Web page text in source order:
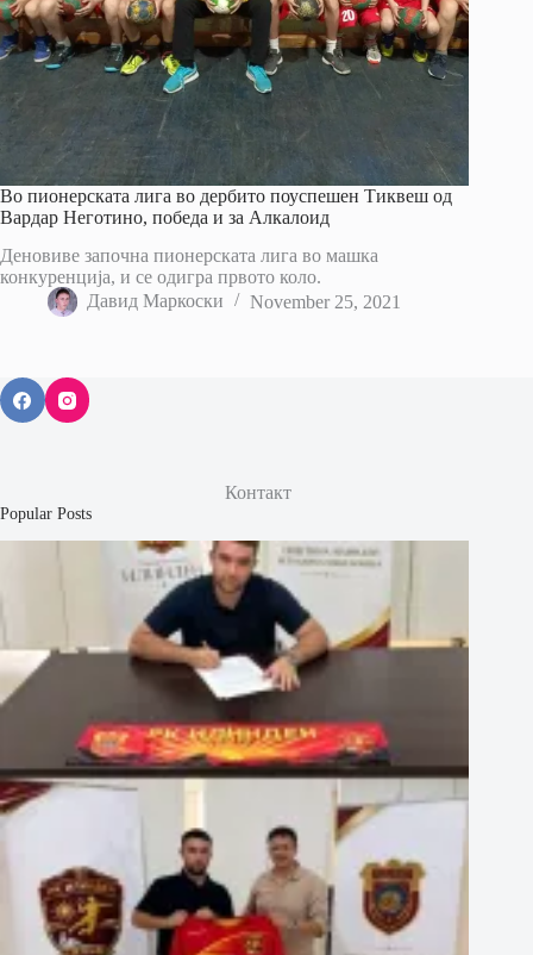
Во пионерската лига во дербито поуспешен Тиквеш од
Вардар Неготино, победа и за Алкалоид
Деновиве започна пионерската лига во машка
конкуренција, и се одигра првото коло.
Давид Маркоски
November 25, 2021
Контакт
Popular Posts